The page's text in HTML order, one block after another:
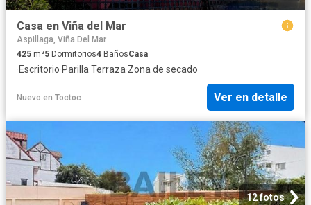
Casa en Viña del Mar
Aspillaga, Viña Del Mar
425 m²5 Dormitorios4 BañosCasa
·Escritorio·Parilla·Terraza·Zona de secado
Nuevo en Toctoc Ver en detalle
12 fotos